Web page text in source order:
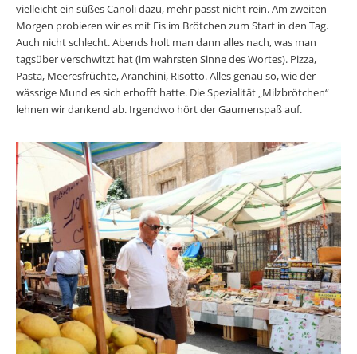
vielleicht ein süßes Canoli dazu, mehr passt nicht rein. Am zweiten
Morgen probieren wir es mit Eis im Brötchen zum Start in den Tag.
Auch nicht schlecht. Abends holt man dann alles nach, was man
tagsüber verschwitzt hat (im wahrsten Sinne des Wortes). Pizza,
Pasta, Meeresfrüchte, Aranchini, Risotto. Alles genau so, wie der
wässrige Mund es sich erhofft hatte. Die Spezialität „Milzbrötchen“
lehnen wir dankend ab. Irgendwo hört der Gaumenspaß auf.